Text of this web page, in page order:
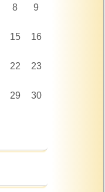
8 9
15 16
22 23
29 30